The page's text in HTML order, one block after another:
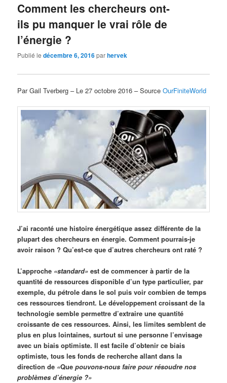
Comment les chercheurs ont-
ils pu manquer le vrai rôle de
l’énergie ?
Publié ledécembre 6, 2016parhervek
Par Gail Tverberg – Le 27 octobre 2016 – SourceOurFiniteWorld
J’ai raconté une histoire énergétique assez différente de la
plupart des chercheurs en énergie. Comment pourrais-je
avoir raison ? Qu’est-ce que d’autres chercheurs ont raté ?
L’approche «standard» est de commencer à partir de la
quantité de ressources disponible d’un type particulier, par
exemple, du pétrole dans le sol puis voir combien de temps
ces ressources tiendront. Le développement croissant de la
technologie semble permettre d’extraire une quantité
croissante de ces ressources. Ainsi, les limites semblent de
plus en plus lointaines, surtout si une personne l’envisage
avec un biais optimiste. Il est facile d’obtenir ce biais
optimiste, tous les fonds de recherche allant dans la
direction de «Quepouvons-nous faire pour résoudre nos
problèmes d’énergie ?»